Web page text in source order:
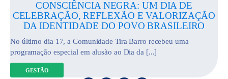
CONSCIÊNCIA NEGRA: UM DIA DE
CELEBRAÇÃO, REFLEXÃO E VALORIZAÇÃO
DA IDENTIDADE DO POVO BRASILEIRO
No último dia 17, a Comunidade Tira Barro recebeu uma
programação especial em alusão ao Dia da [...]
GESTÃO